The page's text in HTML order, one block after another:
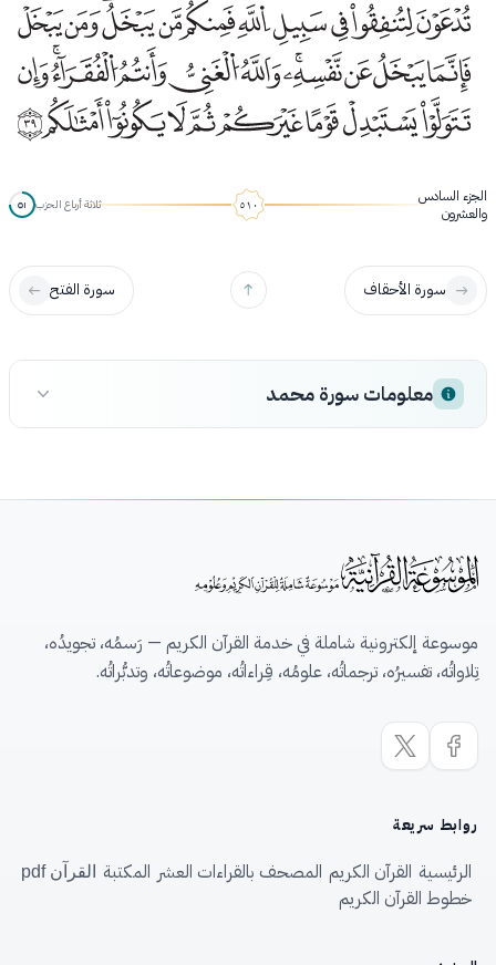
ثلاثة أرباع الحزب ٥١
الجزء السادس
والعشرون
سورة الأحقاف سورة الفتح
معلومات سورة محمد
موسوعة إلكترونية شاملة في خدمة القرآن الكريم — رَسمُه، تجويدُه،
تِلاواتُه، تفسيرُه، ترجماتُه، علومُه، قِراءاتُه، موضوعاتُه، وتدبُّراتُه.
روابط سريعة
الرئيسية القرآن الكريم المصحف بالقراءات العشر المكتبة القرآن pdf
خطوط القرآن الكريم